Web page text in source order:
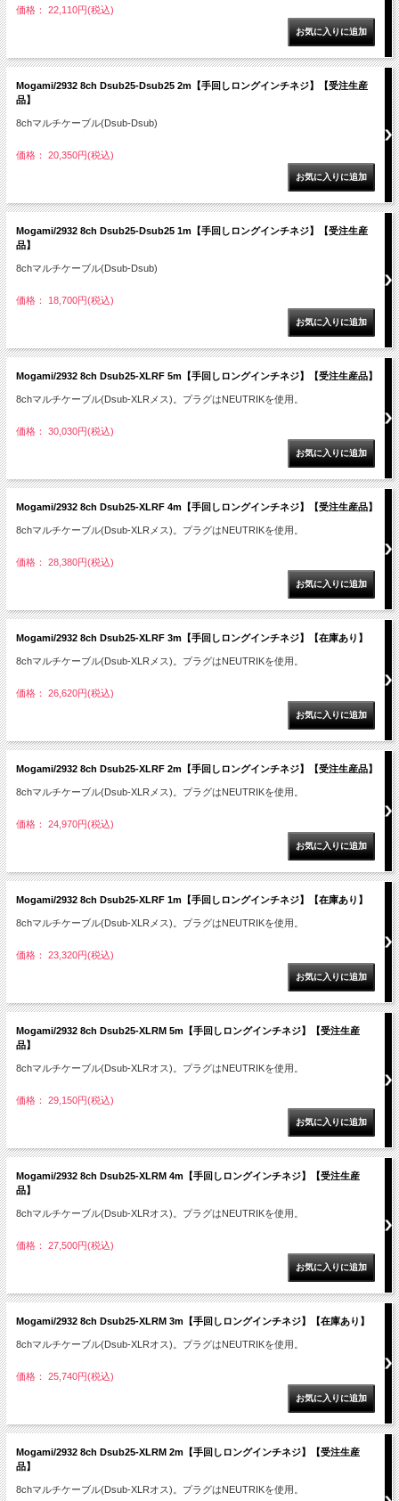
価格： 22,110円(税込)
Mogami/2932 8ch Dsub25-Dsub25 2m【手回しロングインチネジ】【受注生産
品】
8chマルチケーブル(Dsub-Dsub)
価格： 20,350円(税込)
Mogami/2932 8ch Dsub25-Dsub25 1m【手回しロングインチネジ】【受注生産
品】
8chマルチケーブル(Dsub-Dsub)
価格： 18,700円(税込)
Mogami/2932 8ch Dsub25-XLRF 5m【手回しロングインチネジ】【受注生産品】
8chマルチケーブル(Dsub-XLRメス)。プラグはNEUTRIKを使用。
価格： 30,030円(税込)
Mogami/2932 8ch Dsub25-XLRF 4m【手回しロングインチネジ】【受注生産品】
8chマルチケーブル(Dsub-XLRメス)。プラグはNEUTRIKを使用。
価格： 28,380円(税込)
Mogami/2932 8ch Dsub25-XLRF 3m【手回しロングインチネジ】【在庫あり】
8chマルチケーブル(Dsub-XLRメス)。プラグはNEUTRIKを使用。
価格： 26,620円(税込)
Mogami/2932 8ch Dsub25-XLRF 2m【手回しロングインチネジ】【受注生産品】
8chマルチケーブル(Dsub-XLRメス)。プラグはNEUTRIKを使用。
価格： 24,970円(税込)
Mogami/2932 8ch Dsub25-XLRF 1m【手回しロングインチネジ】【在庫あり】
8chマルチケーブル(Dsub-XLRメス)。プラグはNEUTRIKを使用。
価格： 23,320円(税込)
Mogami/2932 8ch Dsub25-XLRM 5m【手回しロングインチネジ】【受注生産
品】
8chマルチケーブル(Dsub-XLRオス)。プラグはNEUTRIKを使用。
価格： 29,150円(税込)
Mogami/2932 8ch Dsub25-XLRM 4m【手回しロングインチネジ】【受注生産
品】
8chマルチケーブル(Dsub-XLRオス)。プラグはNEUTRIKを使用。
価格： 27,500円(税込)
Mogami/2932 8ch Dsub25-XLRM 3m【手回しロングインチネジ】【在庫あり】
8chマルチケーブル(Dsub-XLRオス)。プラグはNEUTRIKを使用。
価格： 25,740円(税込)
Mogami/2932 8ch Dsub25-XLRM 2m【手回しロングインチネジ】【受注生産
品】
8chマルチケーブル(Dsub-XLRオス)。プラグはNEUTRIKを使用。